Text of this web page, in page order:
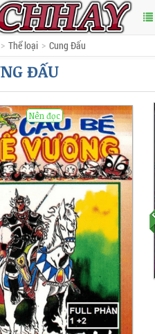
Thể loại Cung Đấu
ĐẤU
Nên đọc